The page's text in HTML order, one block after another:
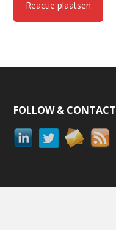
FOLLOW & CONTACT